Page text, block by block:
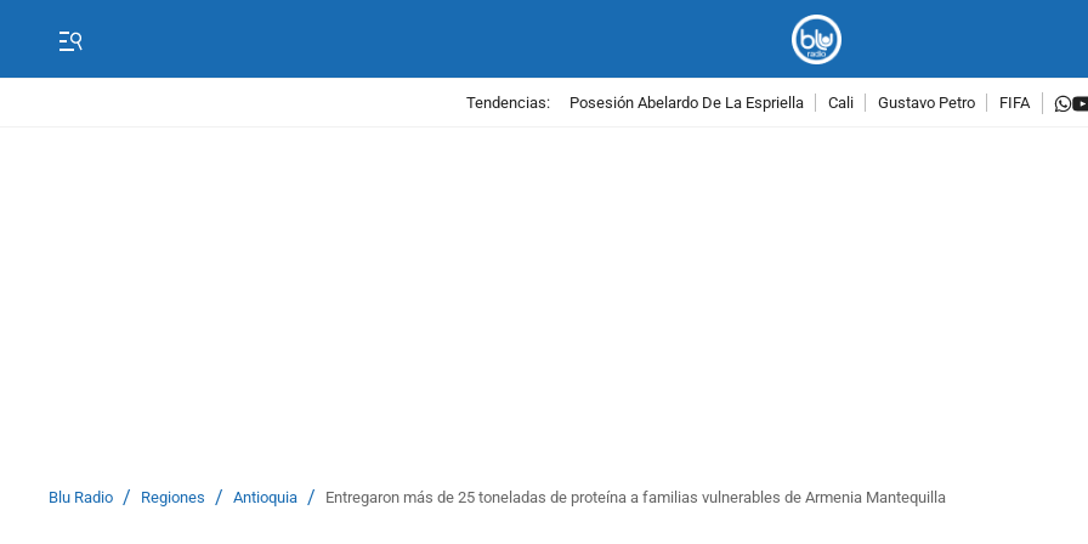
Tendencias: Posesión Abelardo De La Espriella Cali Gustavo Petro FIFA
Blu Radio / Regiones / Antioquia / Entregaron más de 25 toneladas de proteína a familias vulnerables de Armenia Mantequilla